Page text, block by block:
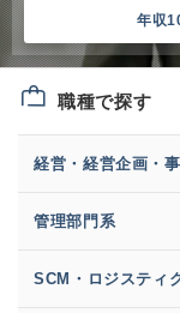
年収
職種で探す
経営・経営企画・
管理部門系
SCM・ロジスティ